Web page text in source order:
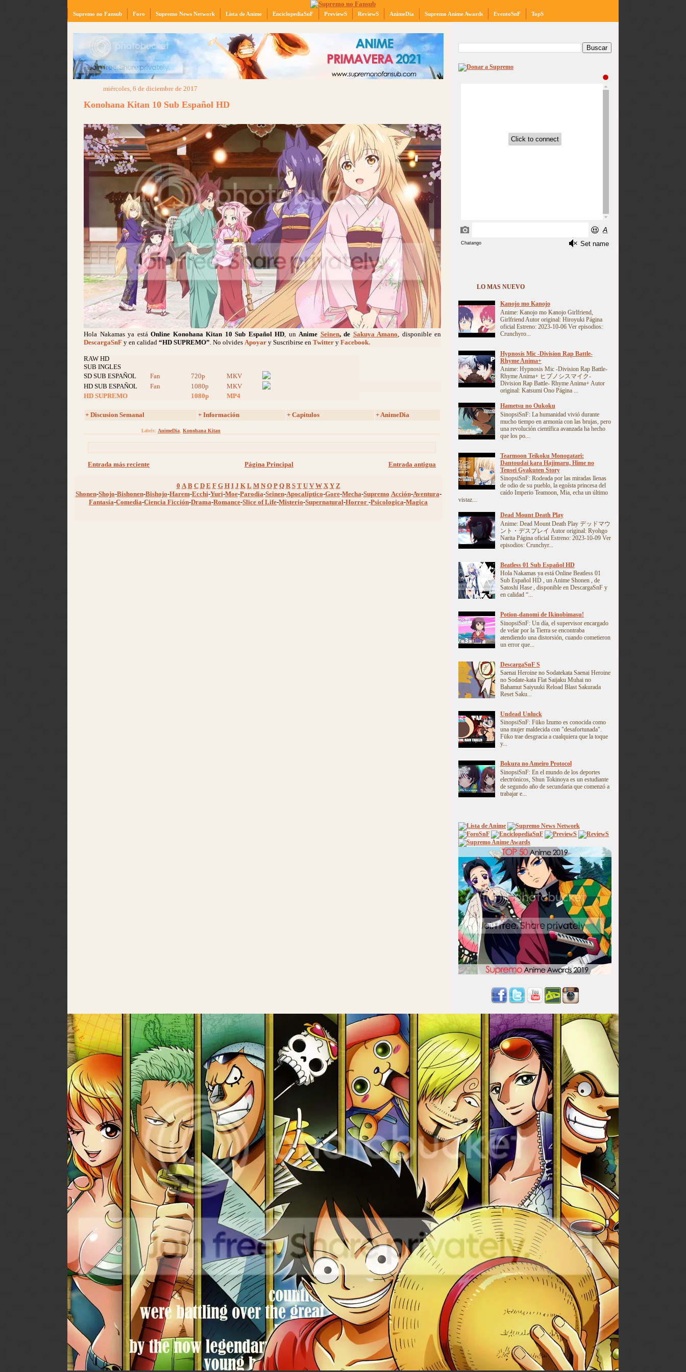
Supremo no Fansub Foro Supremo News Network Lista de Anime EnciclopediaSnF PreviewS ReviewS AnimeDia Supremo Anime Awards EventoSnF TopS
miércoles, 6 de diciembre de 2017
Konohana Kitan 10 Sub Español HD
Hola Nakamas ya está Online Konohana Kitan 10 Sub Español HD , un Anime Seinen, de Sakuya Amano , disponible en
DescargaSnF y en calidad “HD SUPREMO” . No olvides Apoyar y Suscribirse en Twitter y Facebook.
RAW HD
SUB INGLES
SD SUB ESPAÑOL
Fan 720p
MKV
HD SUB ESPAÑOL
Fan 1080p
MKV
HD SUPREMO
1080p MP4
+ Discusion Semanal + Información + Capitulos + AnimeDia
Labels: AnimeDia Konohana Kitan
Entrada más reciente Entrada antigua
Página Principal
0 A B C D E F G H I J K L M N O P Q R S T U V W X Y Z
Shonen-Shojo-Bishonen-Bishojo-Harem-Ecchi-Yuri-Moe-Parodia-Seinen-Apocalíptico-Gore-Mecha-Supremo Acción-Aventura-
Fantasía-Comedia-Ciencia Ficción-Drama-Romance-Slice of Life-Misterio-Supernatural-Horror -Psicologica-Magica
LO MAS NUEVO
Kanojo mo Kanojo
Anime: Kanojo mo Kanojo Girlfriend,
Girlfriend Autor original: Hiroyuki Página
oficial Estreno: 2023-10-06 Ver episodios:
Crunchyro...
Hypnosis Mic -Division Rap Battle-
Rhyme Anima+
Anime: Hypnosis Mic -Division Rap Battle-
Rhyme Anima+ ヒプノシスマイク-
Division Rap Battle- Rhyme Anima+ Autor
original: Katsumi Ono Página ...
Hametsu no Oukoku
SinopsiSnF: La humanidad vivió durante
mucho tiempo en armonía con las brujas, pero
una revolución científica avanzada ha hecho
que los po...
Tearmoon Teikoku Monogatari:
Dantoudai kara Hajimaru, Hime no
Tensei Gyakuten Story
SinopsiSnF: Rodeada por las miradas llenas
de odio de su pueblo, la egoísta princesa del
caído Imperio Teamoon, Mia, echa un último
vistaz...
Dead Mount Death Play
Anime: Dead Mount Death Play デッドマウ
ント・デスプレイ Autor original: Ryohgo
Narita Página oficial Estreno: 2023-10-09 Ver
episodios: Crunchyr...
Beatless 01 Sub Español HD
Hola Nakamas ya está Online Beatless 01
Sub Español HD , un Anime Shonen , de
Satoshi Hase , disponible en DescargaSnF y
en calidad “...
Potion-danomi de Ikinobimasu!
SinopsiSnF: Un día, el supervisor encargado
de velar por la Tierra se encontraba
atendiendo una distorsión, cuando cometieron
un error que...
DescargaSnF S
Saenai Heroine no Sodatekata Saenai Heroine
no Sodate-kata Flat Saijaku Muhai no
Bahamut Saiyuuki Reload Blast Sakurada
Reset Saku...
Undead Unluck
SinopsiSnF: Fūko Izumo es conocida como
una mujer maldecida con "desafortunada".
Fūko trae desgracia a cualquiera que la toque
y...
Bokura no Ameiro Protocol
SinopsiSnF: En el mundo de los deportes
electrónicos, Shun Tokinoya es un estudiante
de segundo año de secundaria que comenzó a
trabajar e...